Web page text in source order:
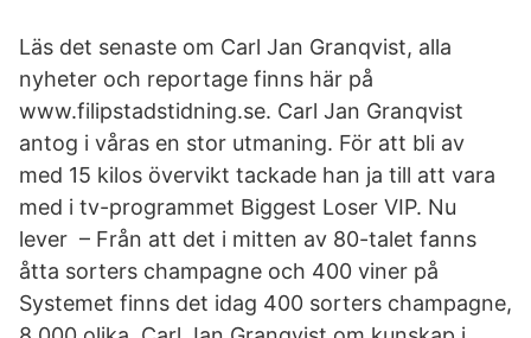
Läs det senaste om Carl Jan Granqvist, alla
nyheter och reportage finns här på
www.filipstadstidning.se. Carl Jan Granqvist
antog i våras en stor utmaning. För att bli av
med 15 kilos övervikt tackade han ja till att vara
med i tv-programmet Biggest Loser VIP. Nu
lever – Från att det i mitten av 80-talet fanns
åtta sorters champagne och 400 viner på
Systemet finns det idag 400 sorters champagne,